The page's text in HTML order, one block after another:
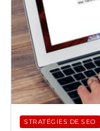
STRATÉGIES DE SEO